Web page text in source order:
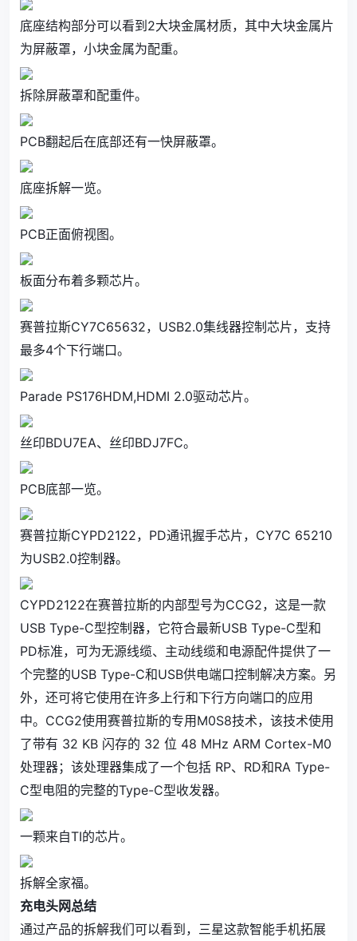
底座结构部分可以看到2大块金属材质，其中大块金属片
为屏蔽罩，小块金属为配重。
拆除屏蔽罩和配重件。
PCB翻起后在底部还有一快屏蔽罩。
底座拆解一览。
PCB正面俯视图。
板面分布着多颗芯片。
赛普拉斯CY7C65632，USB2.0集线器控制芯片，支持
最多4个下行端口。
Parade PS176HDM,HDMI 2.0驱动芯片。
丝印BDU7EA、丝印BDJ7FC。
PCB底部一览。
赛普拉斯CYPD2122，PD通讯握手芯片，CY7C 65210
为USB2.0控制器。
CYPD2122在赛普拉斯的内部型号为CCG2，这是一款
USB Type-C型控制器，它符合最新USB Type-C型和
PD标准，可为无源线缆、主动线缆和电源配件提供了一
个完整的USB Type-C和USB供电端口控制解决方案。另
外，还可将它使用在许多上行和下行方向端口的应用
中。CCG2使用赛普拉斯的专用M0S8技术，该技术使用
了带有 32 KB 闪存的 32 位 48 MHz ARM Cortex-M0
处理器；该处理器集成了一个包括 RP、RD和RA Type-
C型电阻的完整的Type-C型收发器。
一颗来自TI的芯片。
拆解全家福。
充电头网总结
通过产品的拆解我们可以看到，三星这款智能手机拓展